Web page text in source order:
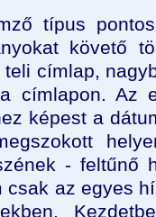
típus
követő
címlap,
címlapon. Az
képest a
- feltűnő
csak az egyes